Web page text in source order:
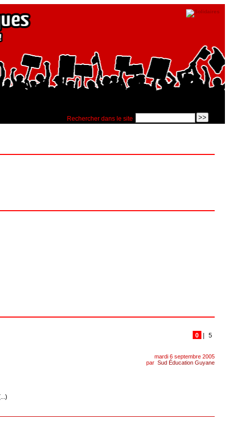
Rechercher dans le site
0 5
mardi 6 septembre 2005
par Sud Éducation Guyane